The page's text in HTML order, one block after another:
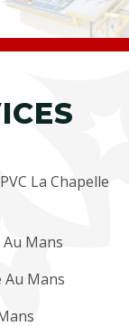
La Chapelle
Mans
Au Mans